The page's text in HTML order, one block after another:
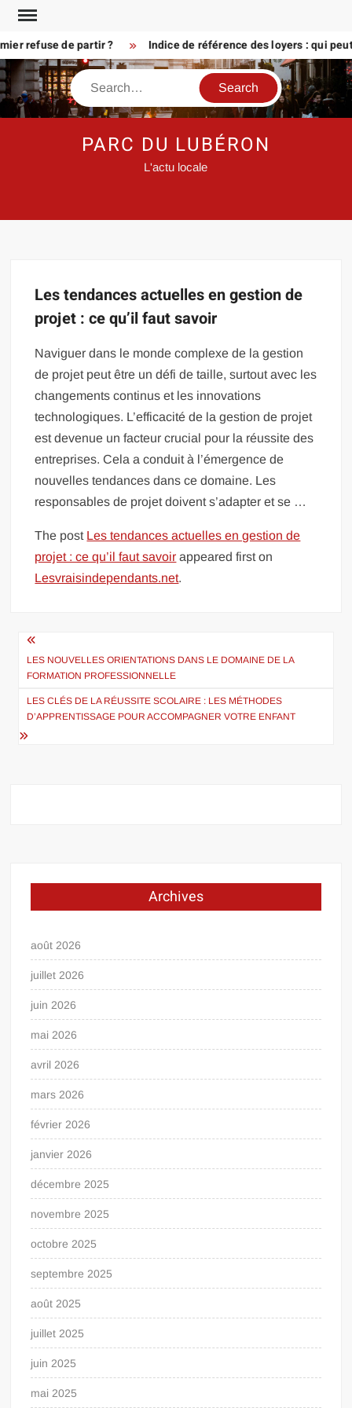
Skip
contentrefuse de partir ? Indice de référence des loyers : qui
Search
PARC DU LUBÉRON
L'actu locale
Les tendances actuelles en gestion de
projet : ce qu’il faut savoir
Naviguer dans le monde complexe de la gestion
de projet peut être un défi de taille, surtout avec les
changements continus et les innovations
technologiques. L’efficacité de la gestion de projet
est devenue un facteur crucial pour la réussite des
entreprises. Cela a conduit à l’émergence de
nouvelles tendances dans ce domaine. Les
responsables de projet doivent s’adapter et se …
The post Les tendances actuelles en gestion de
projet : ce qu’il faut savoir appeared first on
Lesvraisindependants.net.
Navigation
de
l’article
LES NOUVELLES ORIENTATIONS DANS LE DOMAINE DE LA
FORMATION PROFESSIONNELLE
LES CLÉS DE LA RÉUSSITE SCOLAIRE : LES MÉTHODES
D’APPRENTISSAGE POUR ACCOMPAGNER VOTRE ENFANT
Archives
août 2026
juillet 2026
juin 2026
mai 2026
avril 2026
mars 2026
février 2026
janvier 2026
décembre 2025
novembre 2025
octobre 2025
septembre 2025
août 2025
juillet 2025
juin 2025
mai 2025